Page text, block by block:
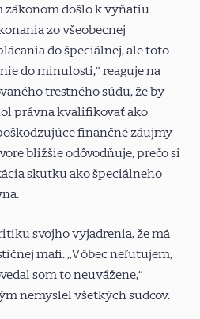
zákonom došlo k vyňatiu
zo všeobecnej
do špeciálnej, ale toto
do minulosti,“ reaguje na
trestného súdu, že by
právna kvalifikovať ako
finančné záujmy
bližšie odôvodňuje, prečo si
skutku ako špeciálneho
svojho vyjadrenia, že má
mafi. „Vôbec neľutujem,
som to neuvážene,“
nemyslel všetkých sudcov.